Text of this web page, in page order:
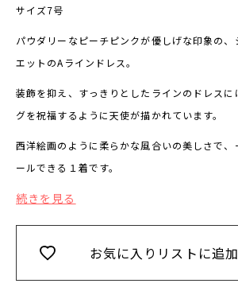
サイズ7号
パウダリーなピーチピンクが優しげな印象の
エットのAラインドレス。
装飾を抑え、すっきりとしたラインのドレスに
グを祝福するように天使が描かれています。
西洋絵画のように柔らかな風合いの美しさで
ールできる１着です。
続きを見る
お気に入りリストに追